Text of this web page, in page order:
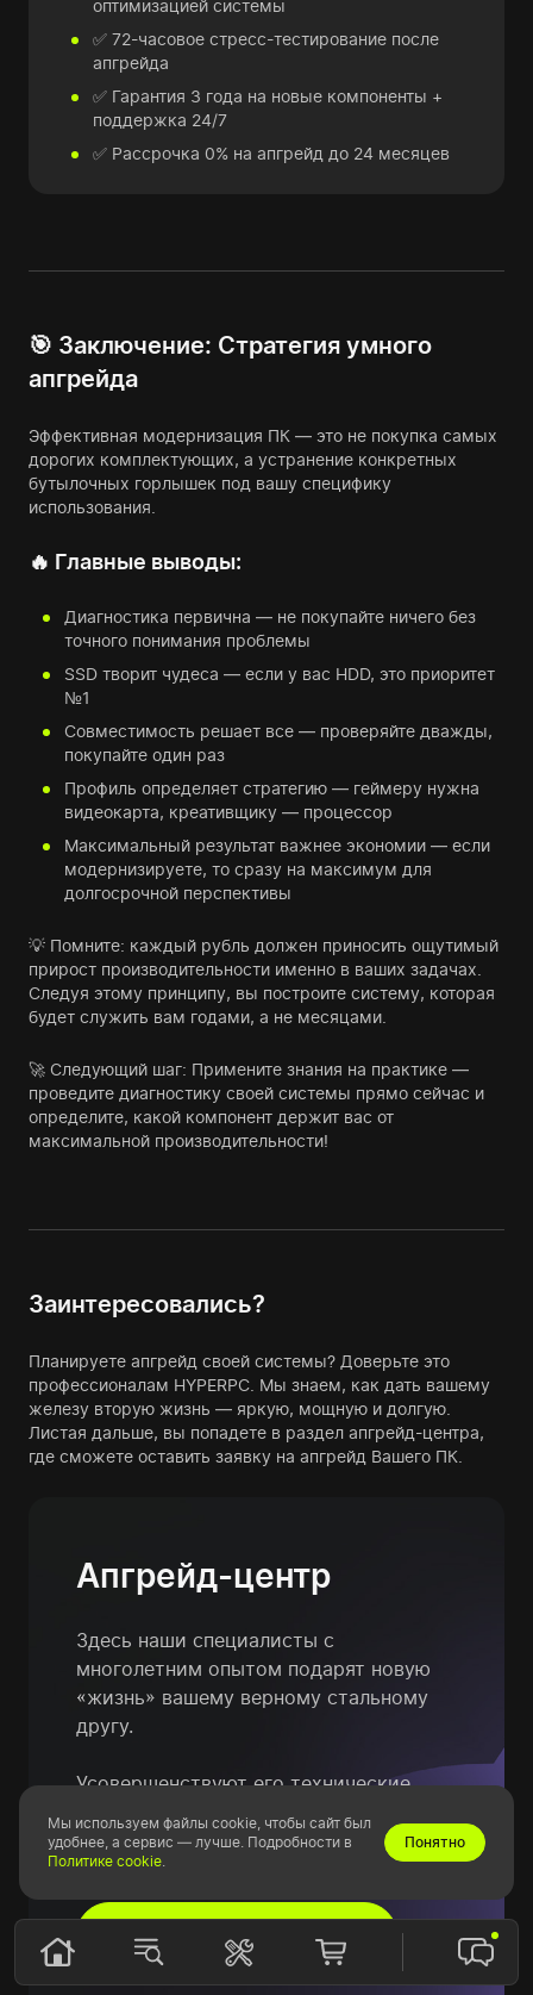
оптимизацией системы
✅ 72-часовое стресс-тестирование после
апгрейда
✅ Гарантия 3 года на новые компоненты +
поддержка 24/7
✅ Рассрочка 0% на апгрейд до 24 месяцев
🎯 Заключение: Стратегия умного
апгрейда
Эффективная модернизация ПК — это не покупка самых
дорогих комплектующих, а устранение конкретных
бутылочных горлышек под вашу специфику
использования.
🔥 Главные выводы:
Диагностика первична — не покупайте ничего без
точного понимания проблемы
SSD творит чудеса — если у вас HDD, это приоритет
№1
Совместимость решает все — проверяйте дважды,
покупайте один раз
Профиль определяет стратегию — геймеру нужна
видеокарта, креативщику — процессор
Максимальный результат важнее экономии — если
модернизируете, то сразу на максимум для
долгосрочной перспективы
💡 Помните: каждый рубль должен приносить ощутимый
прирост производительности именно в ваших задачах.
Следуя этому принципу, вы построите систему, которая
будет служить вам годами, а не месяцами.
🚀 Следующий шаг: Примените знания на практике —
проведите диагностику своей системы прямо сейчас и
определите, какой компонент держит вас от
максимальной производительности!
Заинтересовались?
Планируете апгрейд своей системы? Доверьте это
профессионалам HYPERPC. Мы знаем, как дать вашему
железу вторую жизнь — яркую, мощную и долгую.
Листая дальше, вы попадете в раздел апгрейд-центра,
где сможете оставить заявку на апгрейд Вашего ПК.
Апгрейд-центр
Здесь наши специалисты с
многолетним опытом подарят новую
«жизнь» вашему верному стальному
другу.
Усовершенствуют его технические
стильным и выделяющимся по вашему
желанию!
Перейти в Апгрейд-центр
Мы используем файлы cookie, чтобы сайт был
удобнее, а сервис — лучше. Подробности в
Политике cookie.
Понятно